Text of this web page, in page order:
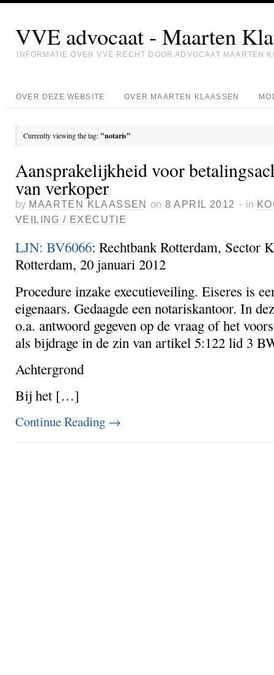
VVE advocaat - Maarten
INFORMATIE OVER VVE RECHT DOOR ADVOCAAT MAARTEN
OVER DEZE WEBSITE OVER MAARTEN KLAASSEN
Currently viewing the tag: "notaris"
Aansprakelijkheid voor
van verkoper
by MAARTEN KLAASSEN on 8 APRIL 2012 · in
VEILING / EXECUTIE
LJN: BV6066: Rechtbank Rotterdam, Sector
Rotterdam, 20 januari 2012
Procedure inzake executieveiling. Eiseres is
eigenaars. Gedaagde een notariskantoor. In
o.a. antwoord gegeven op de vraag of het
als bijdrage in de zin van artikel 5:122 lid 3
Achtergrond
Bij het […]
Continue Reading →